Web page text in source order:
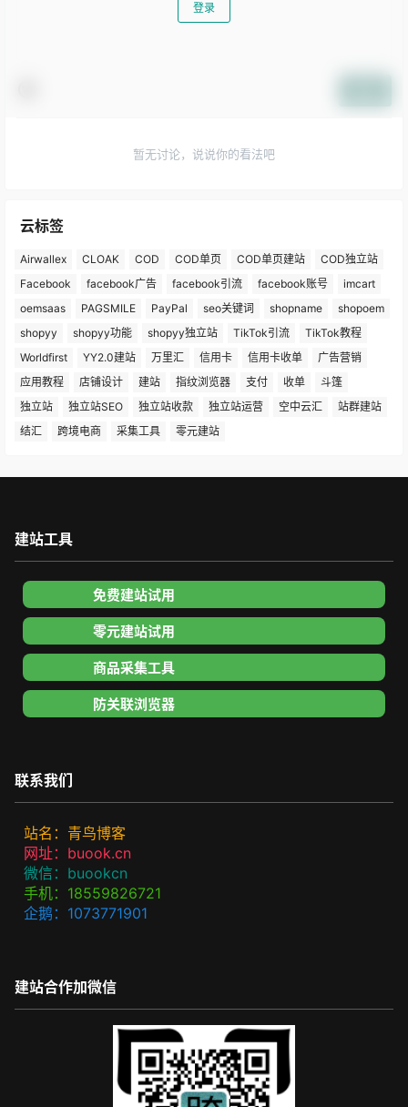
登录
暂无讨论，说说你的看法吧
云标签
Airwallex CLOAK COD COD单页 COD单页建站
COD独立站
Facebook
facebook广告 facebook引流 facebook账号
imcart
oemsaas
PAGSMILE PayPal seo关键词 shopname
shopoem
shopyy
shopyy功能 shopyy独立站 TikTok引流
TikTok教程
Worldfirst
YY2.0建站 万里汇 信用卡 信用卡收单
广告营销
应用教程
店铺设计 建站 指纹浏览器 支付 收单
斗篷
独立站
独立站SEO 独立站收款 独立站运营 空中云汇
站群建站
结汇
跨境电商 采集工具 零元建站
建站工具
免费建站试用
零元建站试用
商品采集工具
防关联浏览器
联系我们
站名：青鸟博客
网址：buook.cn
微信：buookcn
手机：18559826721
企鹅：1073771901
建站合作加微信